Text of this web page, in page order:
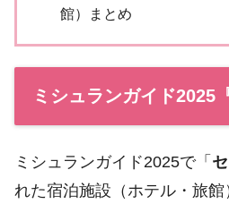
館）まとめ
ミシュランガイド2025
ミシュランガイド2025で「
れた宿泊施設（ホテル・旅館